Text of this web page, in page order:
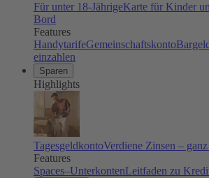
Für unter 18-JährigeKarte für Kinder
Bord
Features
HandytarifeGemeinschaftskonto
einzahlen
Sparen
Highlights
TagesgeldkontoVerdiene Zinsen –
Features
Spaces–UnterkontenLeitfaden zu